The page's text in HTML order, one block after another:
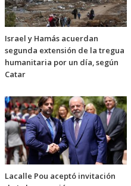
Israel y Hamás acuerdan
segunda extensión de la tregua
humanitaria por un día, según
Catar
Lacalle Pou aceptó invitación